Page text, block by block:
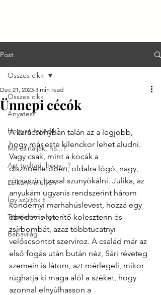
Post
Összes cikk
Anyatest
Hogyan fejlődik?
Mit csináljak, ha...?
Azt tudtad, hogy...?
Lelkünk mélyén
Így szültök ti
Tökéletlen anya
Babavilág
Összes cikk
Ünnepi cécók
Dec 21, 2023 3 min read
A karácsonyban talán az a legjobb,
hogy már este kilenckor lehet aludni.
Vagy csak, mint a kocák a
disznóelletőben, oldalra lógó, nagy,
rózsaszín hassal szunyókálni. Julika, az
anyukám ugyanis rendszerint három
kondérnyi marhahúslevest, hozzá egy
ezredet is leterítő koleszterin és
zsírbombát, azaz többtucatnyi
velőscsontot szervíroz. A család már az
első fogás után bután néz, Sári réveteg
szemein is látom, azt mérlegeli, mikor
rúghatja ki maga alól a széket, hogy
azonnal elnyúlhasson a